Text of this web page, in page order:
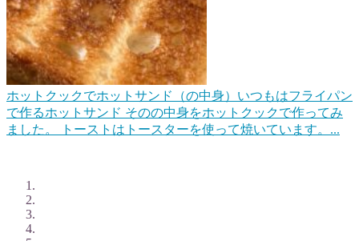
ホットクックでホットサンド（の中身） いつもはフライパン
で作るホットサンド そのの中身をホットクックで作ってみ
ました。 トーストはトースターを使って焼いています。...